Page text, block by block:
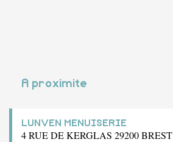
A proximite
LUNVEN MENUISERIE
4 RUE DE KERGLAS 29200 BREST